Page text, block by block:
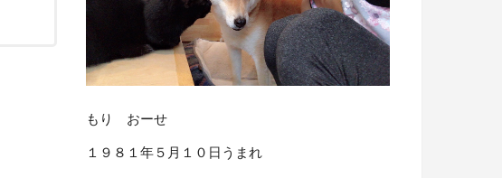
もり おーせ
１９８１年５月１０日うまれ